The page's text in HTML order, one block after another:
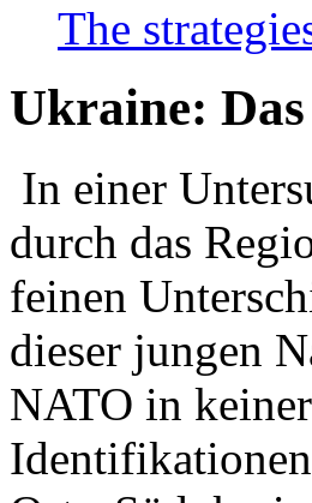
The
Ukraine:
In einer
durch das
feinen
dieser jungen
NATO in